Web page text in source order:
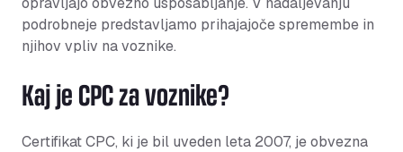
podrobneje predstavljamo prihajajoče spremembe in
njihov vpliv na voznike.
Kaj je CPC za voznike?
Certifikat CPC, ki je bil uveden leta 2007, je obvezna